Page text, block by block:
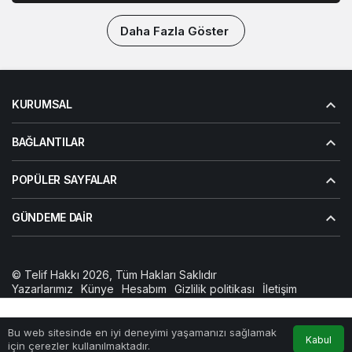
Daha Fazla Göster
Bu web sitesinde en iyi deneyimi yaşamanızı sağlamak
için çerezler kullanılmaktadır.
Kabul
KURUMSAL
BAĞLANTILAR
POPÜLER SAYFALAR
GÜNDEME DAIR
© Telif Hakkı 2026, Tüm Hakları Saklıdır
Yazarlarımız
Künye Hesabım Gizlilik politikası İletişim
Anasayfa Akış Hesabım